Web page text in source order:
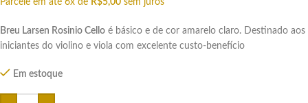
Parcele em até 6x de R$5,00 sem juros
Breu Larsen Rosinio Cello é básico e de cor amarelo claro. Destinado aos
iniciantes do violino e viola com excelente custo-benefício
Em estoque